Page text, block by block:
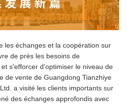
les échanges et la coopération sur
de près les besoins de
s'efforcer d'optimiser le niveau de
de vente de Guangdong Tianzhiye
a visité les clients importants sur
des échanges approfondis avec